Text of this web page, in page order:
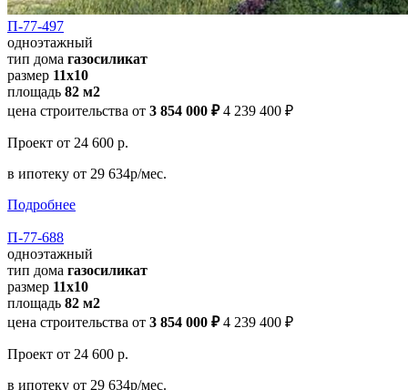
П-77-497
одноэтажный
тип дома газосиликат
размер 11х10
площадь 82 м2
цена строительства от 3 854 000 ₽ 4 239 400 ₽
Проект от 24 600 р.
в ипотеку от 29 634р/мес.
Подробнее
П-77-688
одноэтажный
тип дома газосиликат
размер 11x10
площадь 82 м2
цена строительства от 3 854 000 ₽ 4 239 400 ₽
Проект от 24 600 р.
в ипотеку от 29 634р/мес.